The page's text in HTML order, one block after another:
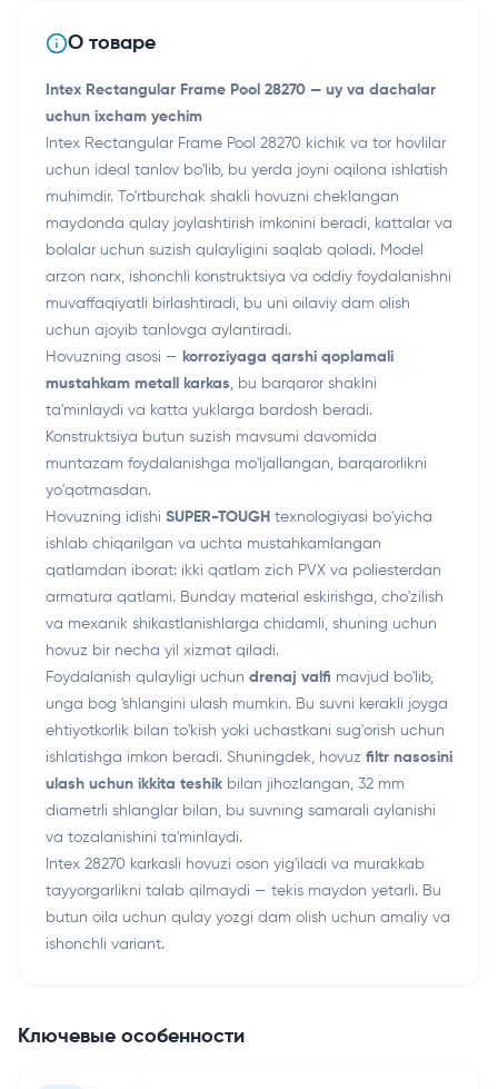
О товаре
Intex Rectangular Frame Pool 28270 — uy va dachalar
uchun ixcham yechim
Intex Rectangular Frame Pool 28270 kichik va tor hovlilar
uchun ideal tanlov bo'lib, bu yerda joyni oqilona ishlatish
muhimdir. To'rtburchak shakli hovuzni cheklangan
maydonda qulay joylashtirish imkonini beradi, kattalar va
bolalar uchun suzish qulayligini saqlab qoladi. Model
arzon narx, ishonchli konstruktsiya va oddiy foydalanishni
muvaffaqiyatli birlashtiradi, bu uni oilaviy dam olish
uchun ajoyib tanlovga aylantiradi.
Hovuzning asosi — korroziyaga qarshi qoplamali
mustahkam metall karkas, bu barqaror shaklni
ta'minlaydi va katta yuklarga bardosh beradi.
Konstruktsiya butun suzish mavsumi davomida
muntazam foydalanishga mo'ljallangan, barqarorlikni
yo'qotmasdan.
Hovuzning idishi SUPER-TOUGH texnologiyasi bo'yicha
ishlab chiqarilgan va uchta mustahkamlangan
qatlamdan iborat: ikki qatlam zich PVX va poliesterdan
armatura qatlami. Bunday material eskirishga, cho'zilish
va mexanik shikastlanishlarga chidamli, shuning uchun
hovuz bir necha yil xizmat qiladi.
Foydalanish qulayligi uchun drenaj valfi mavjud bo'lib,
unga bog 'shlangini ulash mumkin. Bu suvni kerakli joyga
ehtiyotkorlik bilan to'kish yoki uchastkani sug'orish uchun
ishlatishga imkon beradi. Shuningdek, hovuz filtr nasosini
ulash uchun ikkita teshik bilan jihozlangan, 32 mm
diametrli shlanglar bilan, bu suvning samarali aylanishi
va tozalanishini ta'minlaydi.
Intex 28270 karkasli hovuzi oson yig'iladi va murakkab
tayyorgarlikni talab qilmaydi — tekis maydon yetarli. Bu
butun oila uchun qulay yozgi dam olish uchun amaliy va
ishonchli variant.
Ключевые особенности